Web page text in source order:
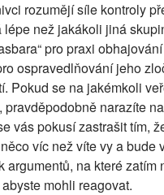
rozumějí síle kontroly
lépe než jakákoli jiná
pro praxi
ospravedlňování jeho
Pokud se na jakémkoli
pravděpodobně narazíte na
vás pokusí zastrašit tím,
víc než víte vy a bude
argumentů, na které zatím
mohli reagovat.